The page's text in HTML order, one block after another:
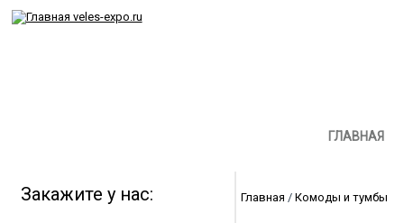
ГЛАВНАЯ
Закажите у нас: Главная / Комоды и тумбы